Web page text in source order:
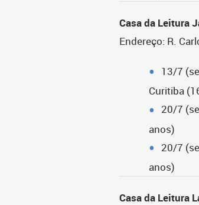
Casa da Leitura
Endereço: R.
13/7
Curitiba
20/7
anos)
20/7
anos)
Casa da Leitura